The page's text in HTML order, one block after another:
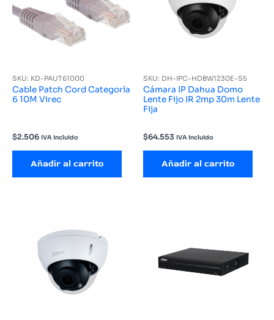
SKU: KD-PAUT61000
Cable Patch Cord Categoría
6 10M Virec
$2.506 IVA incluido
Añadir al carrito
SKU: DH-IPC-HDBW1230E-S5
Cámara IP Dahua Domo
Lente Fijo IR 2mp 30m Lente
Fija
$64.553 IVA incluido
Añadir al carrito